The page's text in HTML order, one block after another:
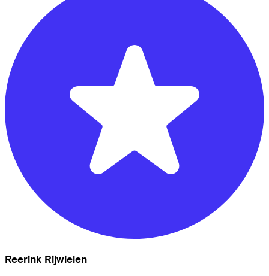
Reerink Rijwielen